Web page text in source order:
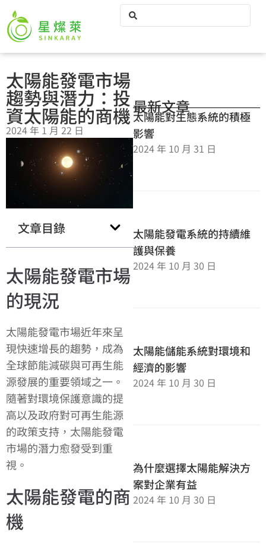
太陽能發電市場
趨勢與潛力：投
資太陽能的商機
2024 年 1 月 22 日
文章目錄
太陽能發電市場
的現況
太陽能發電市場近年來呈
現快速增長的趨勢，成為
全球節能減碳與可再生能
源發展的重要領域之一。
隨著對環境保護意識的提
高以及政府對可再生能源
的政策支持，太陽能發電
市場的潛力愈發受到重
視。
太陽能發電的商
機
最新文章
太陽能對生態系統的積極
影響
2024 年 10 月 31 日
太陽能發電系統的持續維
護與保養
2024 年 10 月 30 日
太陽能儲能系統對環境和
經濟的影響
2024 年 10 月 30 日
為什麼選擇太陽能解決方
案對企業有益
2024 年 10 月 30 日